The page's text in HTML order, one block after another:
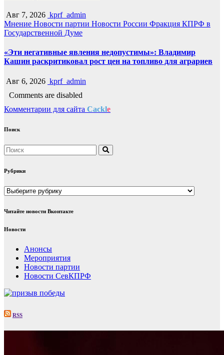
Авг 7, 2026 kprf_admin
Мнение Новости партии Новости России Фракция КПРФ в
Государственной Думе
«Эти негативные явления недопустимы»: Владимир
Кашин раскритиковал рост цен на топливо для аграриев
Авг 6, 2026 kprf_admin
Comments are disabled
Комментарии для сайта Cackle
Поиск
Рубрики
Рубрики
Читайте новости Вконтакте
Новости
Анонсы
Мероприятия
Новости партии
Новости СевКПРФ
RSS